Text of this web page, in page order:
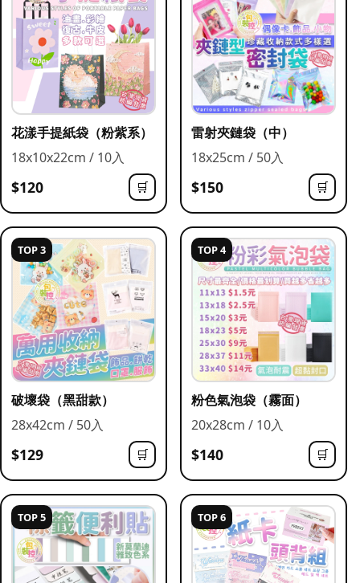
花漾手提紙袋（粉紫系）
18x10x22cm / 10入
$120 🛒
雷射夾鏈袋（中）
18x25cm / 50入
$150 🛒
TOP 3
破壞袋（黑甜款）
28x42cm / 50入
$129 🛒
TOP 4
粉色氣泡袋（霧面）
20x28cm / 10入
$140 🛒
TOP 5 TOP 6